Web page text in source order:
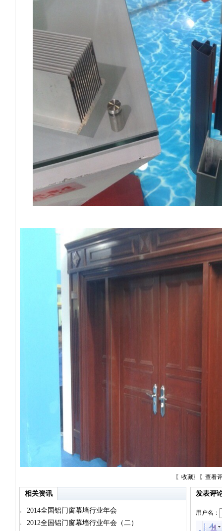
〖 收藏〗〖 查看
相关资讯
2014全国铝门窗幕墙行业年会
2012全国铝门窗幕墙行业年会（二）
发表评
用户名：